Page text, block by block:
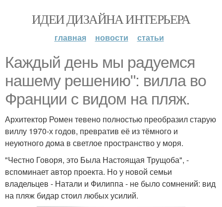
ИДЕИ ДИЗАЙНА ИНТЕРЬЕРА
главная новости статьи
Каждый день мы радуемся
нашему решению": вилла во
Франции с видом на пляж.
Архитектор Ромен тевено полностью преобразил старую
виллу 1970-х годов, превратив её из тёмного и
неуютного дома в светлое пространство у моря.
"Честно Говоря, это Была Настоящая Трущоба", -
вспоминает автор проекта. Но у новой семьи
владельцев - Натали и Филиппа - не было сомнений: вид
на пляж бидар стоил любых усилий.